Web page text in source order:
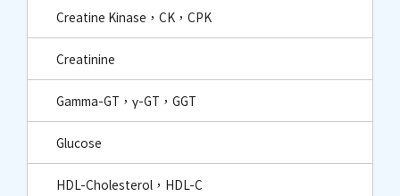
Creatine Kinase，CK，CPK
Creatinine
Gamma-GT，γ-GT，GGT
Glucose
HDL-Cholesterol，HDL-C